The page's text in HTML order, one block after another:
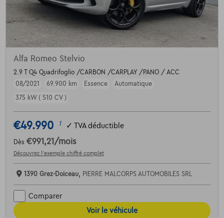
Alfa Romeo Stelvio
2.9 T Q4 Quadrifoglio /CARBON /CARPLAY /PANO / ACC
08/2021
69.900 km Essence
Automatique
375 kW ( 510 CV )
€49.990 1 ✓ TVA déductible
Dès €991,21 /mois
Découvrez l’exemple chiffré complet
1390 Grez-Doiceau, PIERRE MALCORPS AUTOMOBILES SRL
Comparer
Voir le véhicule